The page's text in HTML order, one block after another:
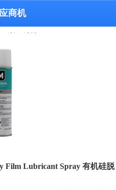
商机
Film Lubricant Spray 有机硅脱